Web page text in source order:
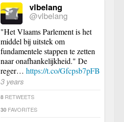
vlbelang
@vlbelang
"Het Vlaams Parlement is het
middel bij uitstek om
fundamentele stappen te zetten
naar onafhankelijkheid." De
reger… https://t.co/Gfcpsb7pFB
3 years
8 RETWEETS
30 FAVORITES